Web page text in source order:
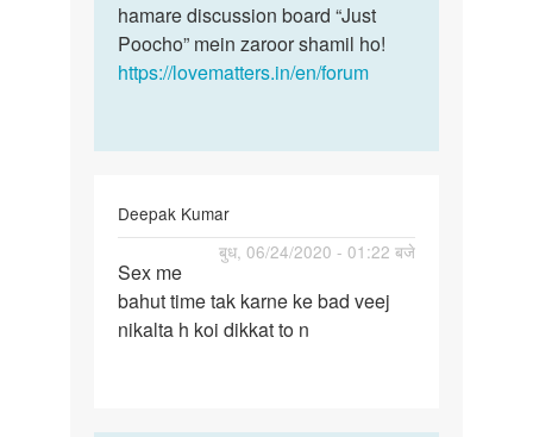
hamare discussion board “Just
Poocho” mein zaroor shamil ho!
https://lovematters.in/en/forum
Deepak Kumar
बुध, 06/24/2020 - 01:22 बजे
Sex
me
bahut
Sex me
bahut time tak karne ke bad veej
nikalta h koi dikkat to n